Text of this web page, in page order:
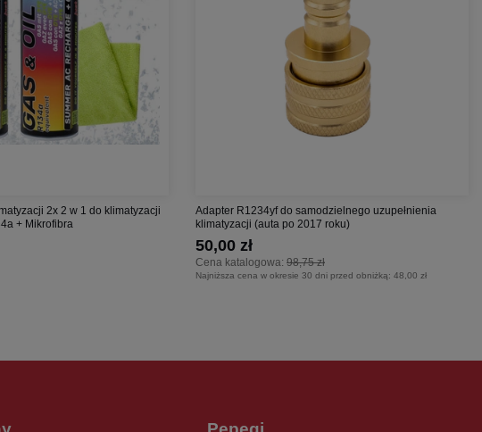
2x 2 w 1 do klimatyzacji
+ Mikrofibra
Adapter R1234yf do samodzielnego uzupełnienia
klimatyzacji (auta po 2017 roku)
Cena katalogowa: 98,75 zł
50,00 zł
Najniższa cena w okresie 30 dni przed obniżką: 48,00 zł